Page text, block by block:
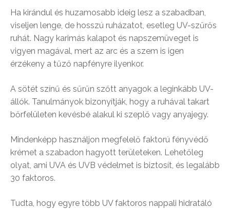
Ha kirándul és huzamosabb ideig lesz a szabadban,
viseljen lenge, de hosszú ruházatot, esetleg UV-szűrős
ruhát. Nagy karimás kalapot és napszemüveget is
vigyen magával, mert az arc és a szem is igen
érzékeny a tűző napfényre ilyenkor.
A sötét színű és sűrűn szőtt anyagok a leginkább UV-
állók. Tanulmányok bizonyítják, hogy a ruhával takart
bőrfelületen kevésbé alakul ki szeplő vagy anyajegy.
Mindenképp használjon megfelelő faktorú fényvédő
krémet a szabadon hagyott területeken. Lehetőleg
olyat, ami UVA és UVB védelmet is biztosít, és legalább
30 faktoros.
Tudta, hogy egyre több UV faktoros nappali hidratáló